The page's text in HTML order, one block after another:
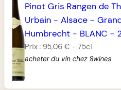
Pinot Gris Rangen de
Urbain -Alsace -
Humbrecht - BLANC -
Prix : 95,06 € -75cl
acheter du vin chez 8wines